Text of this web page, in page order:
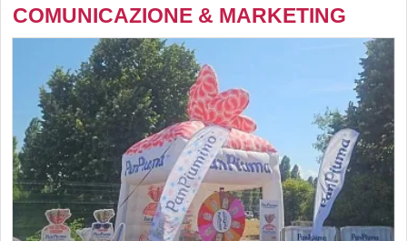
COMUNICAZIONE & MARKETING